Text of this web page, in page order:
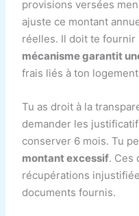
provisions versées
ajuste ce montant
réelles. Il doit te
mécanisme garantit
frais liés à ton
Tu as droit à la
demander les
conserver 6 mois. Tu
montant excessif. Ces
récupérations
documents fournis.